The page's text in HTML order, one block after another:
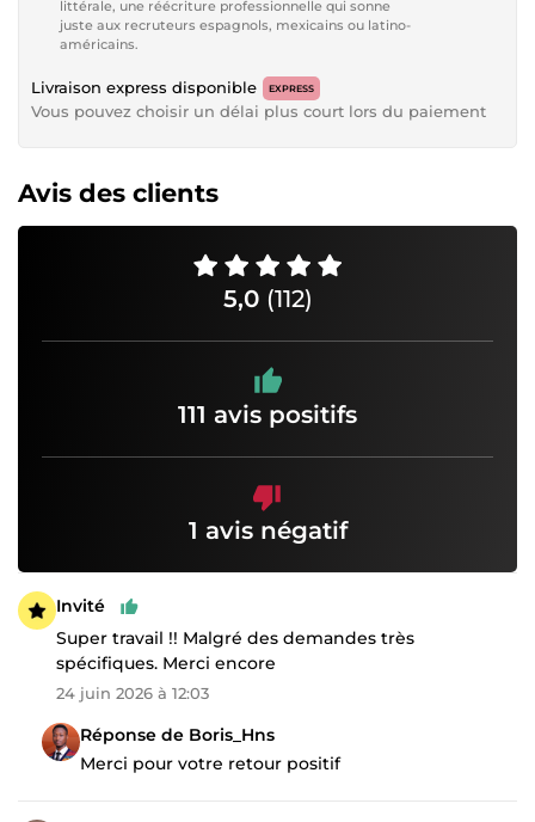
littérale, une réécriture professionnelle qui sonne
juste aux recruteurs espagnols, mexicains ou latino-
américains.
Livraison express disponible EXPRESS
Vous pouvez choisir un délai plus court lors du paiement
Avis des clients
5,0 (112)
111 avis positifs
1 avis négatif
Invité
Super travail !! Malgré des demandes très
spécifiques. Merci encore
24 juin 2026 à 12:03
Réponse de Boris_Hns
Merci pour votre retour positif